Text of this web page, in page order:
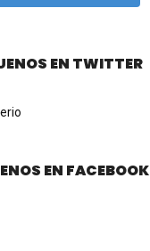
EN TWITTER
EN FACEBOOK